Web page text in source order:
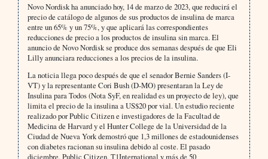
Novo Nordisk ha anunciado hoy, 14 de marzo de 2023, que reducirá el
precio de catálogo de algunos de sus productos de insulina de marca
entre un 65% y un 75%, y que aplicará las correspondientes
reducciones de precio a los productos de insulina sin marca. El
anuncio de Novo Nordisk se produce dos semanas después de que Eli
Lilly anunciara reducciones a los precios de la insulina.
La noticia llega poco después de que el senador Bernie Sanders (I-
VT) y la representante Cori Bush (D-MO) presentaran la Ley de
Insulina para Todos (Nota SyF, en realidad es un proyecto de ley), que
limita el precio de la insulina a US$20 por vial. Un estudio reciente
realizado por Public Citizen e investigadores de la Facultad de
Medicina de Harvard y el Hunter College de la Universidad de la
Ciudad de Nueva York demostró que 1,3 millones de estadounidenses
con diabetes racionan su insulina debido al coste. El pasado
diciembre, Public Citizen, T1International y más de 50